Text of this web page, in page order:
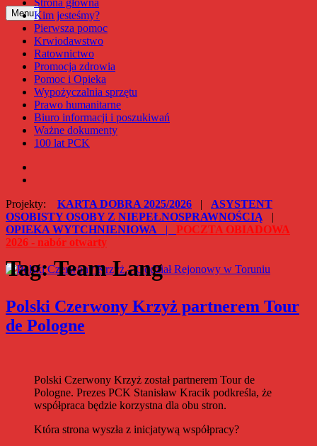
Przejdź
do
Polski Czerwony Krzyż – Oddział Rejonowy w Toruniu
Menu
Strona główna
Kim jesteśmy?
Pierwsza pomoc
Krwiodawstwo
Ratownictwo
Promocja zdrowia
Pomoc i Opieka
Wypożyczalnia sprzętu
Prawo humanitarne
Biuro informacji i poszukiwań
Ważne dokumenty
100 lat PCK
Projekty: KARTA DOBRA 2025/2026 | ASYSTENT
OSOBISTY OSOBY Z NIEPEŁNOSPRAWNOŚCIĄ |
OPIEKA WYTCHNIENIOWA | POCZTA OBIADOWA
2026 - nabór otwarty
Tag:Team Lang
Polski Czerwony Krzyż partnerem Tour
de Pologne
Polski Czerwony Krzyż został partnerem Tour de
Pologne. Prezes PCK Stanisław Kracik podkreśla, że
współpraca będzie korzystna dla obu stron.
Która strona wyszła z inicjatywą współpracy?